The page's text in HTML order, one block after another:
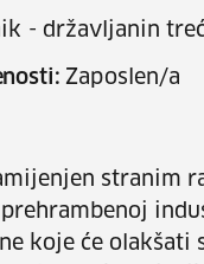
- državljanin
Zaposlen/a
stranim
koje će olakšati